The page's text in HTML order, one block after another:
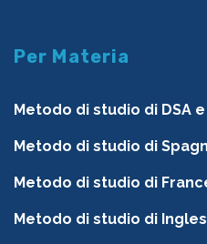
Per Materia
Metodo di studio di DSA
Metodo di studio di
Metodo di studio di
Metodo di studio di